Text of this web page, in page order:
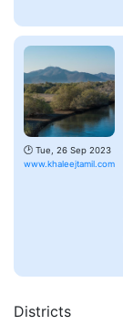
🕑 Tue, 26 Sep 2023
www.khaleejtamil.com
Districts